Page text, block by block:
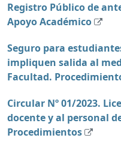
Registro Público de
Apoyo Académico
Seguro para
impliquen salida al
Facultad.
Circular Nº 01/2023.
docente y al personal
Procedimientos